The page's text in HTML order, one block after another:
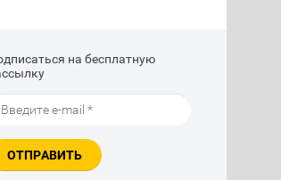
на бесплатную
ОТПРАВИТЬ